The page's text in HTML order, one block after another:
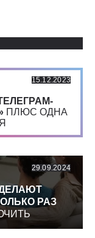
15.12.2023
ПЛЮС ОДНА
29.09.2024
РАЗ